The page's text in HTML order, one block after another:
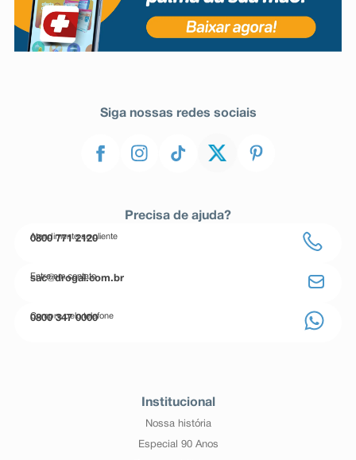
Siga nossas redes sociais
Precisa de ajuda?
Atendimento ao cliente
0800 771 2120
Entre em contato
sac@drogal.com.br
Compre pelo telefone
0800 347 0000
Institucional
Nossa história
Especial 90 Anos